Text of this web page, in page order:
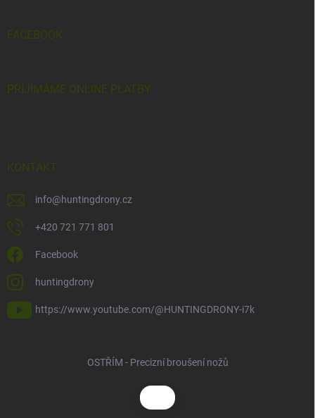
FACEBOOK
PŘIJÍMÁME ONLINE PLATBY
KONTAKT
info@huntingdrony.cz
+420 721 771 801
Facebook
huntingdrony
https://www.youtube.com/@HUNTINGDRONY-i7k
OSTŘÍM - Precizní broušení nožů